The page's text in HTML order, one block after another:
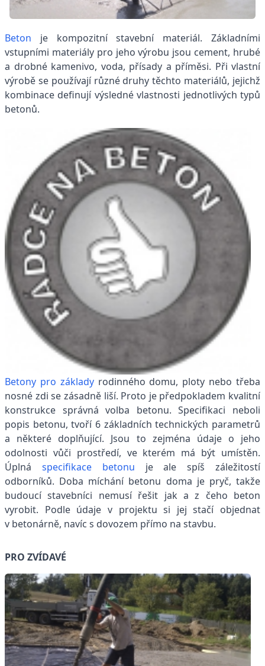
Beton je kompozitní stavební materiál. Základními
vstupními materiály pro jeho výrobu jsou cement, hrubé
a drobné kamenivo, voda, přísady a příměsi. Při vlastní
výrobě se používají různé druhy těchto materiálů, jejichž
kombinace definují výsledné vlastnosti jednotlivých typů
betonů.
Betony pro základyrodinného domu, ploty nebo třeba
nosné zdi se zásadně liší. Proto je předpokladem kvalitní
konstrukce správná volba betonu. Specifikaci neboli
popis betonu, tvoří 6 základních technických parametrů
a některé doplňující. Jsou to zejména údaje o jeho
odolnosti vůči prostředí, ve kterém má být umístěn.
Úplná specifikace betonu je ale spíš záležitostí
odborníků. Doba míchání betonu doma je pryč, takže
budoucí stavebníci nemusí řešit jak a z čeho beton
vyrobit. Podle údaje v projektu si jej stačí objednat
v betonárně, navíc s dovozem přímo na stavbu.
PRO ZVÍDAVÉ